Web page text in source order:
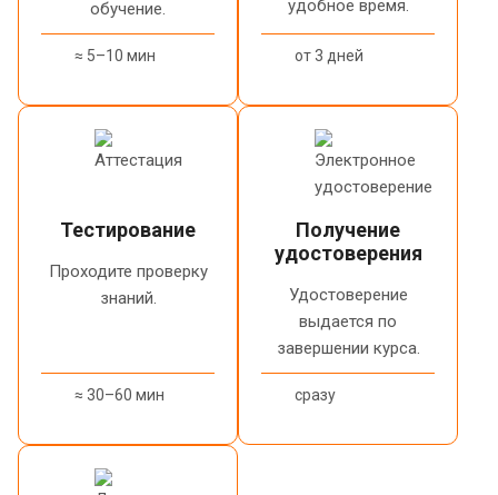
обучение.
≈ 5–10 мин
удобное время.
от 3 дней
Тестирование
Проходите проверку
знаний.
≈ 30–60 мин
Получение
удостоверения
Удостоверение
выдается по
завершении курса.
сразу